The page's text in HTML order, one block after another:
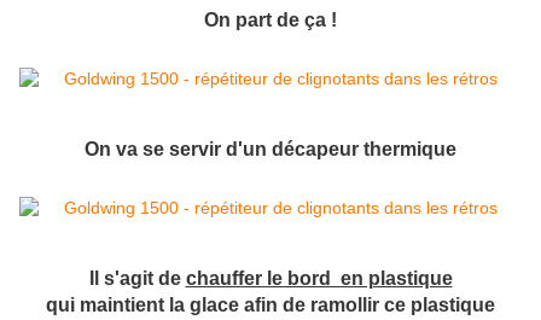
On part de ça !
On va se servir d'un décapeur thermique
Il s'agit de chauffer le bord en plastique
qui maintient la glace afin de ramollir ce plastique